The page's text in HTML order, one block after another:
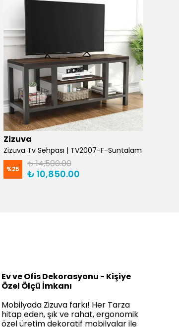
Zizuva
Zizuva Tv Sehpası | TV2007-F-Suntalam
%25 ₺ 14,500.00
₺ 10,850.00
Ev ve Ofis Dekorasyonu - Kişiye
Özel Ölçü İmkanı
Mobilyada Zizuva farkı! Her Tarza
hitap eden, şık ve rahat, ergonomik
özel üretim dekoratif mobilyalar ile